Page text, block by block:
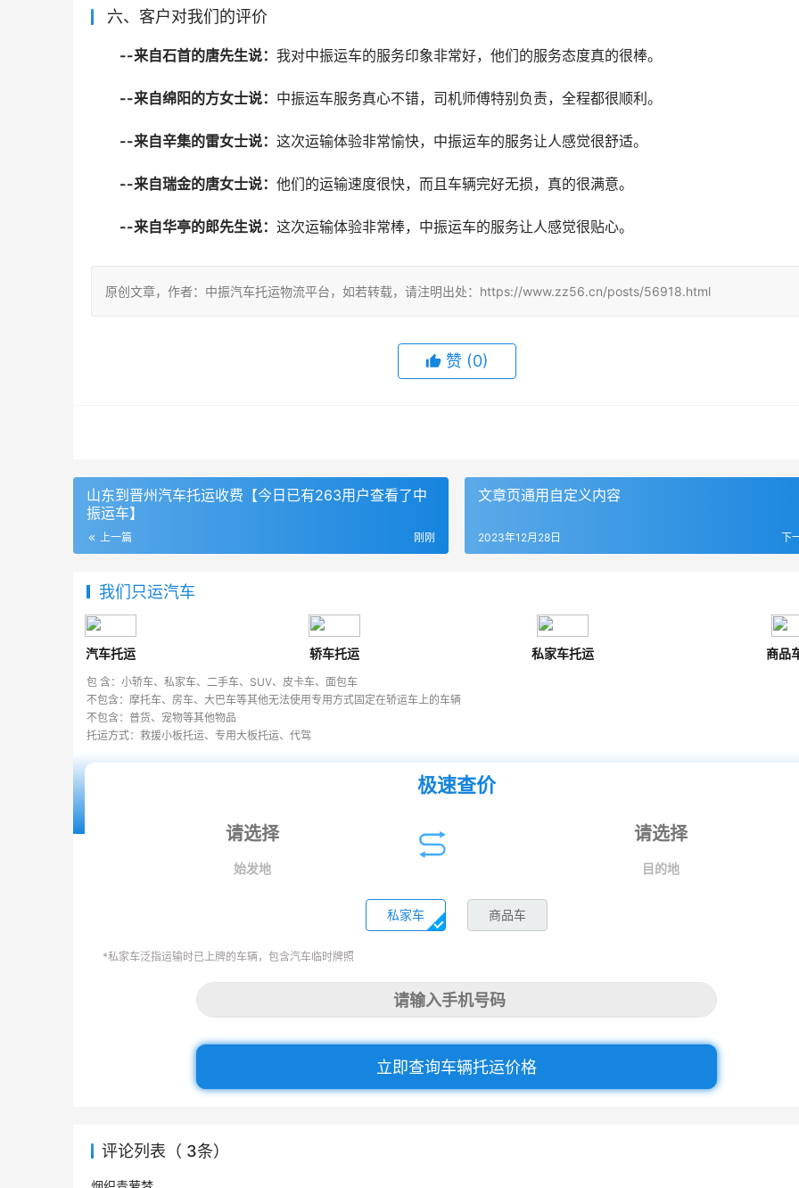
六、客户对我们的评价
--来自石首的唐先生说： 我对中振运车的服务印象非常好，他们的服务态度真的很棒。
--来自绵阳的方女士说： 中振运车服务真心不错，司机师傅特别负责，全程都很顺利。
--来自辛集的雷女士说： 这次运输体验非常愉快，中振运车的服务让人感觉很舒适。
--来自瑞金的唐女士说： 他们的运输速度很快，而且车辆完好无损，真的很满意。
--来自华亭的郎先生说： 这次运输体验非常棒，中振运车的服务让人感觉很贴心。
原创文章，作者：中振汽车托运物流平台，如若转载，请注明出处：https://www.zz56.cn/posts/56918.html
赞 (0)
山东到晋州汽车托运收费【今日已有263用户查看了中
振运车】
上一篇 刚刚
文章页通用自定义内容
下
2023年12月28日
我们只运汽车
汽车托运 轿车托运 私家车托运 商品
包 含：小轿车、私家车、二手车、SUV、皮卡车、面包车
不包含：摩托车、房车、大巴车等其他无法使用专用方式固定在轿运车上的车辆
不包含：普货、宠物等其他物品
托运方式：救援小板托运、专用大板托运、代驾
极速查价
始发地 目的地
私家车 商品车
*私家车泛指运输时已上牌的车辆，包含汽车临时牌照
立即查询车辆托运价格
评论列表（ 3条）